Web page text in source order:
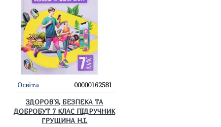
Освіта 00000162581
ЗДОРОВ’Я, БЕЗПЕКА ТА
ДОБРОБУТ 7 КЛАС ПІДРУЧНИК
ГРУЩИНА Н.І.